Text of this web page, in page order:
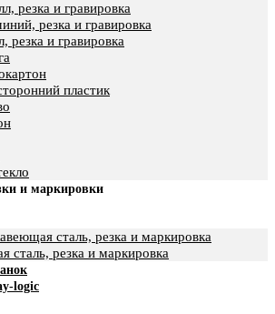
резка и гравировка
резка и гравировка
резка и гравировка
пластик
и маркировки
сталь, резка и маркировка
сталь, резка и маркировка
logic